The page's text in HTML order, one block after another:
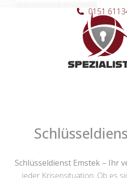
Hauptnavigation
0151
Schlüsseldienst Emstek – Ihr
jeder Krisensituation. Ob es